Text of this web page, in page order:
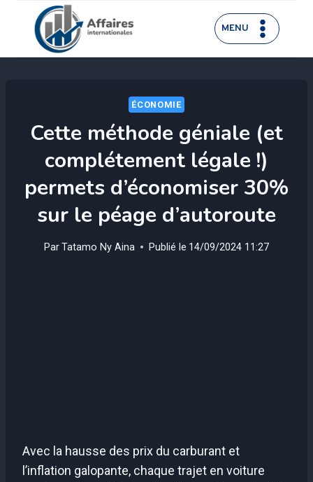
contenu
MENU
ÉCONOMIE
Cette méthode géniale (et
complétement légale !)
permets d’économiser 30%
sur le péage d’autoroute
ParTatamo Ny Aina Publié le 14/09/2024 11:27
Avec la hausse des prix du carburant et
l’inflation galopante, chaque trajet en voiture